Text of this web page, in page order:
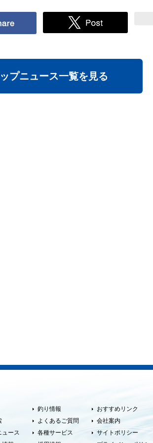
プニュース一覧を見る
ュース
釣り情報
よくあるご質問
各種サービス
おすすめリンク
会社案内
サイトポリシー